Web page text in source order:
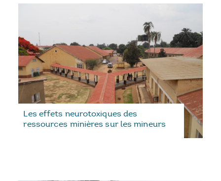
Les effets neurotoxiques des
ressources minières sur les mineurs